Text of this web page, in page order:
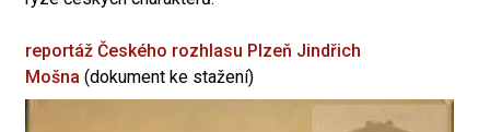
reportáž Českého rozhlasu Plzeň Jindřich
Mošna (dokument ke stažení)